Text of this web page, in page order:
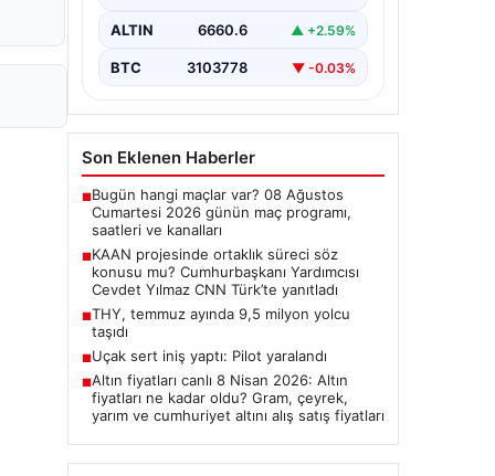
Yılmaz, CNN Türk canlı yayınında
Mekke Ortak…
ALTIN 6660.6 ▲ +2.59%
BTC 3103778 ▼ -0.03%
Son Eklenen Haberler
■Bugün hangi maçlar var? 08 Ağustos
Cumartesi 2026 günün maç programı,
saatleri ve kanalları
■KAAN projesinde ortaklık süreci söz
konusu mu? Cumhurbaşkanı Yardımcısı
Cevdet Yılmaz CNN Türk’te yanıtladı
■THY, temmuz ayında 9,5 milyon yolcu
taşıdı
■Uçak sert iniş yaptı: Pilot yaralandı
■Altın fiyatları canlı 8 Nisan 2026: Altın
fiyatları ne kadar oldu? Gram, çeyrek,
yarım ve cumhuriyet altını alış satış fiyatları